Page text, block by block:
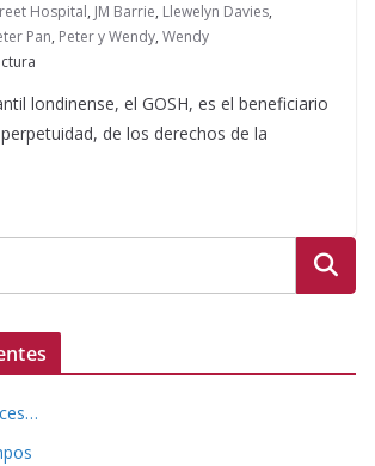
Hospital, JM Barrie, Llewelyn Davies,
Pan, Peter y Wendy, Wendy
londinense, el GOSH, es el beneficiario
de los derechos de la